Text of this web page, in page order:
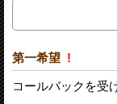
第一希望 !
コールバックを受